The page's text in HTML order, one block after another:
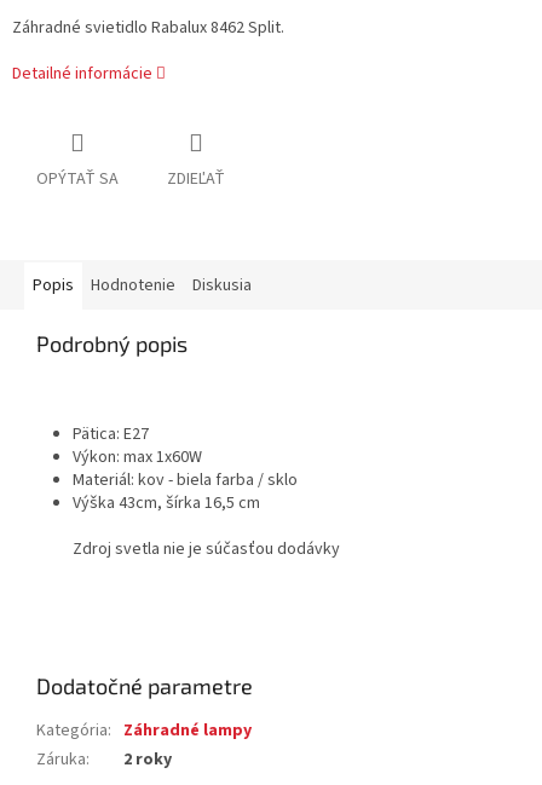
Záhradné svietidlo Rabalux 8462 Split.
Detailné informácie
OPÝTAŤ SA ZDIEĽAŤ
Popis Hodnotenie Diskusia
Podrobný popis
Pätica: E27
Výkon: max 1x60W
Materiál: kov - biela farba / sklo
Výška 43cm, šírka 16,5 cm
Zdroj svetla nie je súčasťou dodávky
Dodatočné parametre
Kategória: Záhradné lampy
Záruka: 2 roky